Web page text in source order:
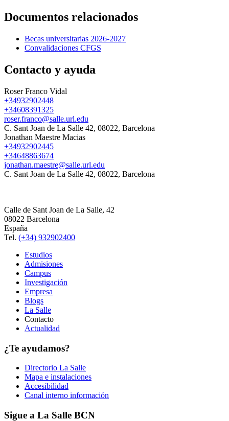
Documentos relacionados
Becas universitarias 2026-2027
Convalidaciones CFGS
Contacto y ayuda
Roser Franco Vidal
+34932902448
+34608391325
roser.franco@salle.url.edu
C. Sant Joan de La Salle 42, 08022, Barcelona
Jonathan Maestre Macias
+34932902445
+34648863674
jonathan.maestre@salle.url.edu
C. Sant Joan de La Salle 42, 08022, Barcelona
Calle de Sant Joan de La Salle, 42
08022 Barcelona
España
Tel. (+34) 932902400
Estudios
Admisiones
Campus
Investigación
Empresa
Blogs
La Salle
Contacto
Actualidad
¿Te ayudamos?
Directorio La Salle
Mapa e instalaciones
Accesibilidad
Canal interno información
Sigue a La Salle BCN